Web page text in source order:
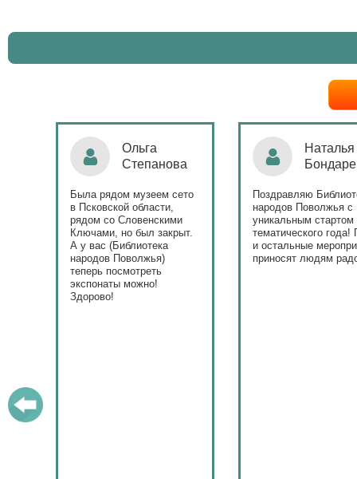
Ольга
Степанова
Была рядом музеем сето
в Псковской области,
рядом со Словенскими
Ключами, но был закрыт.
А у вас (Библиотека
народов Поволжья)
теперь посмотреть
экспонаты можно!
Здорово!
Наталья
Поздравляю
народов Поволжья с
уникальным стартом
тематического года!
и остальные
приносят людям